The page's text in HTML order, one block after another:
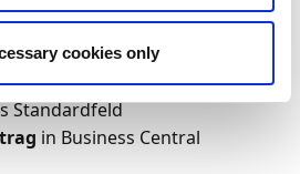
cookies only
in der KategorieEINKAUF
Feld während der Erfassung
Wert bei der Registrierung
Standardfeld
in Business Central